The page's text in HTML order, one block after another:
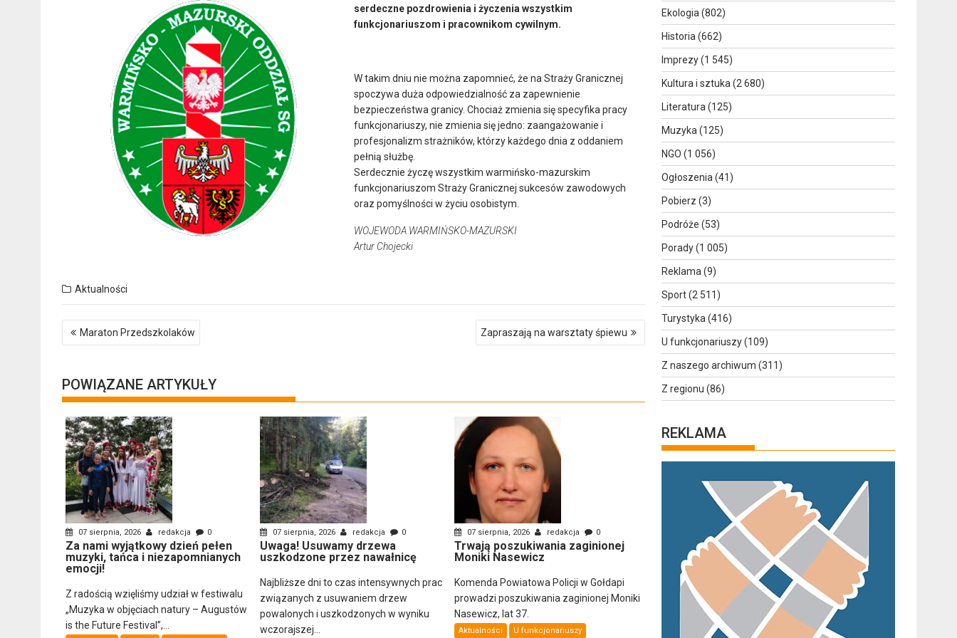
serdeczne pozdrowienia i życzenia wszystkim
funkcjonariuszom i pracownikom cywilnym.
W takim dniu nie można zapomnieć, że na Straży Granicznej
spoczywa duża odpowiedzialność za zapewnienie
bezpieczeństwa granicy. Chociaż zmienia się specyfika pracy
funkcjonariuszy, nie zmienia się jedno: zaangażowanie i
profesjonalizm strażników, którzy każdego dnia z oddaniem
pełnią służbę.
Serdecznie życzę wszystkim warmińsko-mazurskim
funkcjonariuszom Straży Granicznej sukcesów zawodowych
oraz pomyślności w życiu osobistym.
WOJEWODA WARMIŃSKO-MAZURSKI
Artur Chojecki
Aktualności
Nawigacja
wpisu
Maraton Przedszkolaków Zapraszają na warsztaty śpiewu
POWIĄZANE ARTYKUŁY
07 sierpnia, 2026 redakcja 0
Za nami wyjątkowy dzień pełen
muzyki, tańca i niezapomnianych
emocji!
Z radością wzięliśmy udział w festiwalu
„Muzyka w objęciach natury – Augustów
is the Future Festival”,...
07 sierpnia, 2026 redakcja 0
Uwaga! Usuwamy drzewa
uszkodzone przez nawałnicę
Najbliższe dni to czas intensywnych prac
związanych z usuwaniem drzew
powalonych i uszkodzonych w wyniku
wczorajszej...
07 sierpnia, 2026 redakcja 0
Trwają poszukiwania zaginionej
Moniki Nasewicz
Komenda Powiatowa Policji w Gołdapi
prowadzi poszukiwania zaginionej Moniki
Nasewicz, lat 37.
Aktualności U funkcjonariuszy
Ekologia (802)
Historia (662)
Imprezy(1 545)
Kultura i sztuka (2 680)
Literatura (125)
Muzyka (125)
NGO (1 056)
Ogłoszenia (41)
Pobierz (3)
Podróże (53)
Porady(1 005)
Reklama (9)
Sport(2 511)
Turystyka (416)
U funkcjonariuszy(109)
Z naszego archiwum (311)
Z regionu (86)
REKLAMA